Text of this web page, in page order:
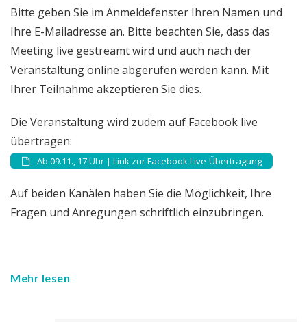
Bitte geben Sie im Anmeldefenster Ihren Namen und
Ihre E-Mailadresse an. Bitte beachten Sie, dass das
Meeting live gestreamt wird und auch nach der
Veranstaltung online abgerufen werden kann. Mit
Ihrer Teilnahme akzeptieren Sie dies.
Die Veranstaltung wird zudem auf Facebook live
übertragen:
Ab 09.11., 17 Uhr | Link zur Facebook Live-Übertragung
Auf beiden Kanälen haben Sie die Möglichkeit, Ihre
Fragen und Anregungen schriftlich einzubringen.
Mehr lesen